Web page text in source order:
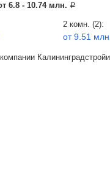
6.8 - 10.74 млн. a
2 комн. (2):
от 9.51 млн.